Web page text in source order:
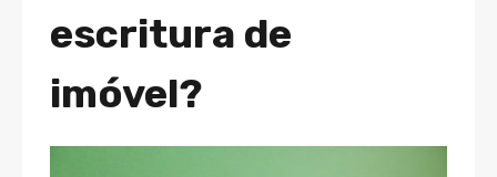
escritura de
imóvel?